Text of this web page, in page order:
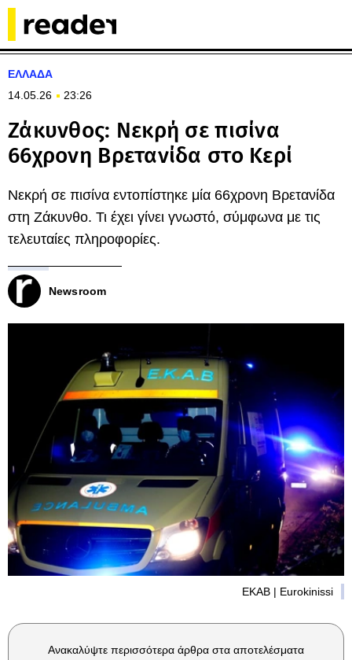
ΕΛΛΑΔΑ
14.05.26
23:26
Ζάκυνθος: Νεκρή σε πισίνα
66χρονη Βρετανίδα στο Κερί
Νεκρή σε πισίνα εντοπίστηκε μία 66χρονη Βρετανίδα
στη Ζάκυνθο. Τι έχει γίνει γνωστό, σύμφωνα με τις
τελευταίες πληροφορίες.
Newsroom
ΕΚΑΒ | Eurokinissi
Ανακαλύψτε περισσότερα άρθρα στα αποτελέσματα